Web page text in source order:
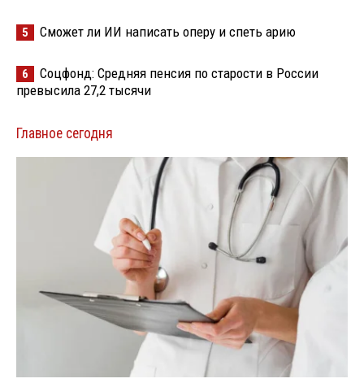
5 Сможет ли ИИ написать оперу и спеть арию
6
Соцфонд: Средняя пенсия по старости в России
превысила 27,2 тысячи
Главное сегодня